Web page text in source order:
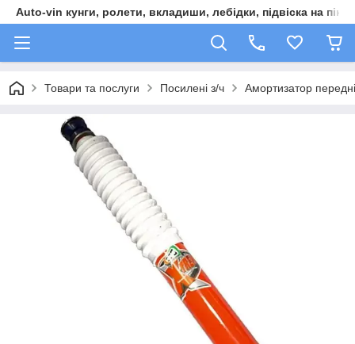
Auto-vin кунги, ролети, вкладиши, лебідки, підвіска на пікап
Товари та послуги Посилені з/ч Амортизатор